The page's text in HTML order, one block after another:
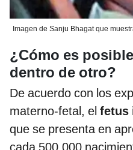
Imagen de Sanju Bhagat que
¿Cómo es
dentro de otro?
De acuerdo con los
materno-fetal, el fetus
que se presenta en
cada 500.000